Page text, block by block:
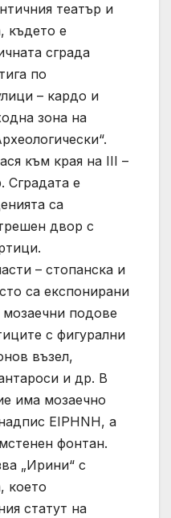
театър и
където е
сграда
по
– кардо и
зона на
към края на ІІІ –
Сградата е
са
двор с
– стопанска и
са експонирани
подове
с фигурални
възел,
и др. В
има мозаечно
EIPHNH, а
фонтан.
„Ирини“ с
което
статут на